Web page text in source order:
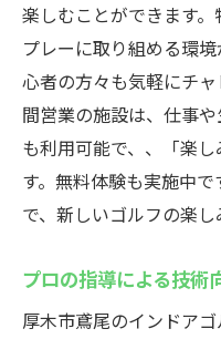
楽しむことができます
プレーに取り組める環
心者の方々も気軽にチ
間営業の施設は、仕事
も利用可能で、、「楽
す。無料体験も実施中
で、新しいゴルフの楽し
プロの指導による技術
厚木市鳶尾のインドア